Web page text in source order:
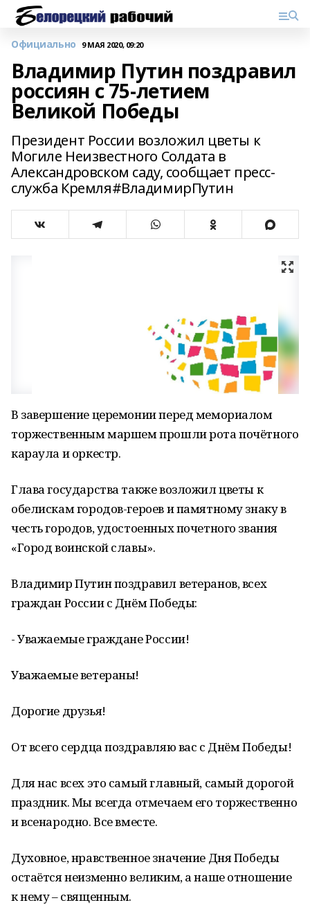
Официально 9 МАЯ 2020, 09:20
Владимир Путин поздравил
россиян с 75-летием
Великой Победы
Президент России возложил цветы к
Могиле Неизвестного Солдата в
Александровском саду, сообщает пресс-
служба Кремля#ВладимирПутин
В завершение церемонии перед мемориалом
торжественным маршем прошли рота почётного
караула и оркестр.
Глава государства также возложил цветы к
обелискам городов-героев и памятному знаку в
честь городов, удостоенных почетного звания
«Город воинской славы».
Владимир Путин поздравил ветеранов, всех
граждан России с Днём Победы:
- Уважаемые граждане России!
Уважаемые ветераны!
Дорогие друзья!
От всего сердца поздравляю вас с Днём Победы!
Для нас всех это самый главный, самый дорогой
праздник. Мы всегда отмечаем его торжественно
и всенародно. Все вместе.
Духовное, нравственное значение Дня Победы
остаётся неизменно великим, а наше отношение
к нему – священным.